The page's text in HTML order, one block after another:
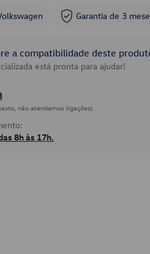
Garantia de 3
a compatibilidade deste
está pronta para ajudar!
não atendemos ligações)
8h às 17h.